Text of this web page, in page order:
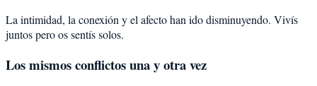
La intimidad, la conexión y el afecto han ido disminuyendo. Vivís
juntos pero os sentís solos.
Los mismos conflictos una y otra vez